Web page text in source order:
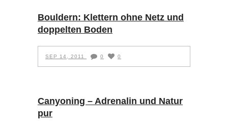
Bouldern: Klettern ohne Netz und
doppelten Boden
SEP 14, 2011 0 0
Canyoning – Adrenalin und Natur
pur